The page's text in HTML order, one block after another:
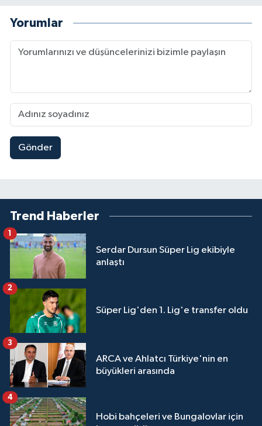
Yorumlar
Gönder
Trend Haberler
Serdar Dursun Süper Lig ekibiyle
anlaştı
1
Süper Lig'den 1. Lig'e transfer oldu
2
ARCA ve Ahlatcı Türkiye'nin en
büyükleri arasında
3
Hobi bahçeleri ve Bungalovlar için
4